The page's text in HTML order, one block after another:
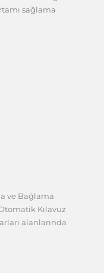
sağlama
ve Bağlama
Kılavuz
alanlarında